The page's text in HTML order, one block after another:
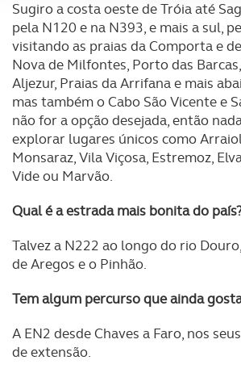
Adicionalmente partilhamos
utilização do nosso site de publicidade
parceiros e organizações na UE e em
O ACP garantirá que as transferências
dados pessoais serão realizadas
consentimento e quando tal se afigure
necessário no contexto dos serviços a
tecnologias similares pode ter impacto
experiência de navegação no Website
disponibilizados.
Consulte a política de cookies do site.
Sugiro a costa oeste de Tróia até
pela N120 e na N393, e mais a sul,
visitando as praias da Comporta e
Nova de Milfontes, Porto das
Aljezur, Praias da Arrifana e mais
mas também o Cabo São Vicente e
não for a opção desejada, então
explorar lugares únicos como
Monsaraz, Vila Viçosa, Estremoz,
Vide ou Marvão.
Qual é a estrada mais bonita do
Talvez a N222 ao longo do rio
de Aregos e o Pinhão.
Tem algum percurso que ainda
A EN2 desde Chaves a Faro, nos
de extensão.